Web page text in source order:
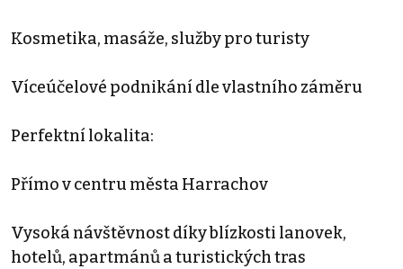
Kosmetika, masáže, služby pro turisty
Víceúčelové podnikání dle vlastního záměru
Perfektní lokalita:
Přímo v centru města Harrachov
Vysoká návštěvnost díky blízkosti lanovek,
hotelů, apartmánů a turistických tras